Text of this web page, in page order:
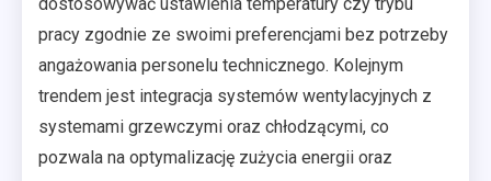
pracy zgodnie ze swoimi preferencjami bez potrzeby
angażowania personelu technicznego. Kolejnym
trendem jest integracja systemów wentylacyjnych z
systemami grzewczymi oraz chłodzącymi, co
pozwala na optymalizację zużycia energii oraz